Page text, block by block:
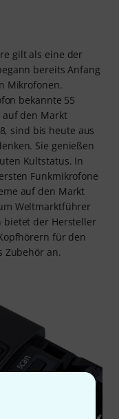
gilt als eine der
bereits Anfang
Mikrofonen.
bekannte 55
auf den Markt
sind bis heute aus
Sie genießen
Kultstatus. In
Funkmikrofone
auf den Markt
Weltmarktführer
bietet der Hersteller
für den
Zubehör an.